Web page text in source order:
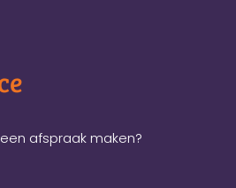
afspraak maken?